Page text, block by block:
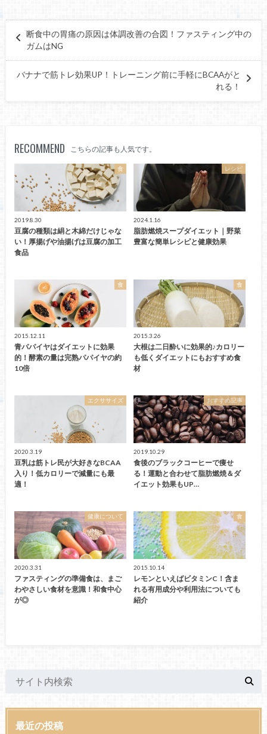
断食中の胃痛の原因は体調改善の合図！ファスティング中の
ガムはNG
バナナで筋トレ効果UP！トレーニング前に手軽にBCAAがと
れる！
RECOMMEND こちらの記事も人気です。
食
2019.8.30
豆腐の種類は絹と木綿だけじゃな
い！厚揚げや油揚げは豆腐の加工
食品
レシピ
2024.1.16
脂肪燃焼スープダイエット｜野菜
豊富な簡単レシピと健康効果
食
2015.12.11
青パパイヤはダイエットに効果
的！酵素の量は完熟パパイヤの約
10倍
食
2015.3.26
大根は二日酔いに効果的♪カロリー
も低くダイエットにもおすすめ食
材
エクササイズ
2020.3.19
豆乳は筋トレ民が大好きなBCAA
入り！低カロリーで減量にも最
適！
おすすめ記事
2019.10.29
食後のブラックコーヒーで痩せ
る！運動と合わせて脂肪燃焼＆ダ
イエット効果もUP…
健康について
2020.3.31
ファスティングの準備食は、まご
わやさしい食材を意識！和食中心
が◎
食
2015.10.14
レモンといえばビタミンC！含ま
れる有用成分や利用法についても
紹介
最近の投稿